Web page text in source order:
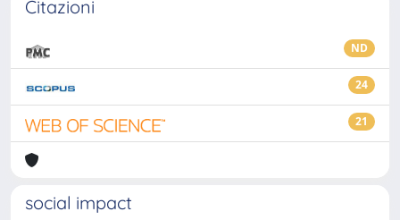
Citazioni
ND
24
21
social impact